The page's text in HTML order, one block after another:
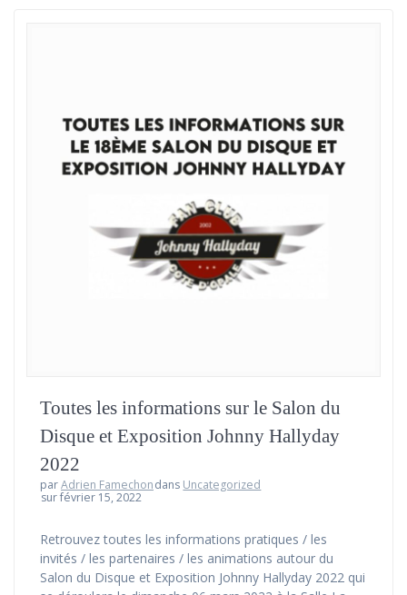
Toutes les informations sur le Salon du
Disque et Exposition Johnny Hallyday
2022
parAdrien Famechondans Uncategorized
sur février 15, 2022
Retrouvez toutes les informations pratiques / les
invités / les partenaires / les animations autour du
Salon du Disque et Exposition Johnny Hallyday 2022 qui